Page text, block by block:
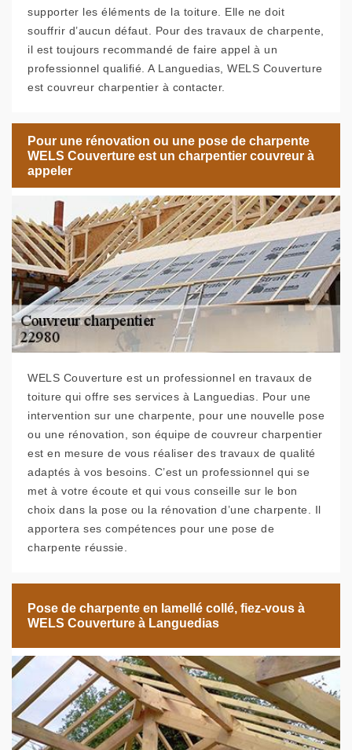
supporter les éléments de la toiture. Elle ne doit
souffrir d’aucun défaut. Pour des travaux de charpente,
il est toujours recommandé de faire appel à un
professionnel qualifié. A Languedias, WELS Couverture
est couvreur charpentier à contacter.
Pour une rénovation ou une pose de charpente
WELS Couverture est un charpentier couvreur à
appeler
WELS Couverture est un professionnel en travaux de
toiture qui offre ses services à Languedias. Pour une
intervention sur une charpente, pour une nouvelle pose
ou une rénovation, son équipe de couvreur charpentier
est en mesure de vous réaliser des travaux de qualité
adaptés à vos besoins. C’est un professionnel qui se
met à votre écoute et qui vous conseille sur le bon
choix dans la pose ou la rénovation d’une charpente. Il
apportera ses compétences pour une pose de
charpente réussie.
Pose de charpente en lamellé collé, fiez-vous à
WELS Couverture à Languedias